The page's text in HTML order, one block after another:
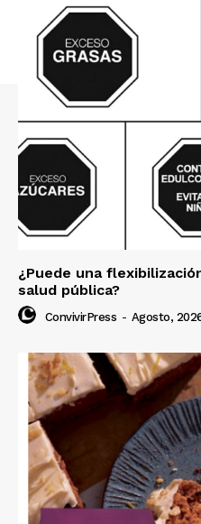
¿Puede una
salud pública?
ConvivirPress - Agosto,